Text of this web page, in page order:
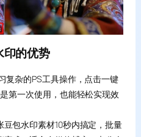
的优势
复杂的PS工具操作，点击一键
第一次使用，也能轻松实现效
豆包水印素材10秒内搞定，批量